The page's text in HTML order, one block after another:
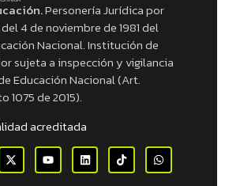
Personería Jurídica por
4 de noviembre de 1981 del
Nacional. Institución de
sujeta a inspección y vigilancia
Educación Nacional (Art.
1075 de 2015).
acreditada